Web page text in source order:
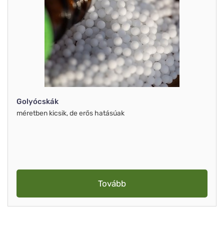
Golyócskák
méretben kicsik, de erős hatásúak
Tovább